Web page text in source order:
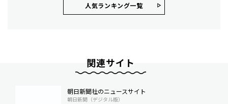
人気ランキング⼀覧
関連サイト
朝日新聞社のニュースサイト
朝日新聞（デジタル版）